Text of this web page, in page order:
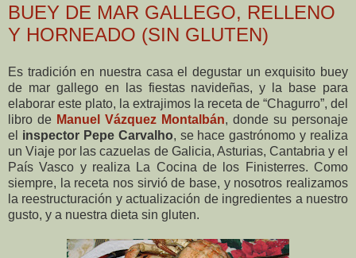
BUEY DE MAR GALLEGO, RELLENO
Y HORNEADO (SIN GLUTEN)
Es tradición en nuestra casa el degustar un exquisito buey
de mar gallego en las fiestas navideñas, y la base para
elaborar este plato, la extrajimos la receta de “Chagurro”, del
libro de Manuel Vázquez Montalbán, donde su personaje
el inspector Pepe Carvalho, se hace gastrónomo y realiza
un Viaje por las cazuelas de Galicia, Asturias, Cantabria y el
País Vasco y realiza La Cocina de los Finisterres. Como
siempre, la receta nos sirvió de base, y nosotros realizamos
la reestructuración y actualización de ingredientes a nuestro
gusto, y a nuestra dieta sin gluten.